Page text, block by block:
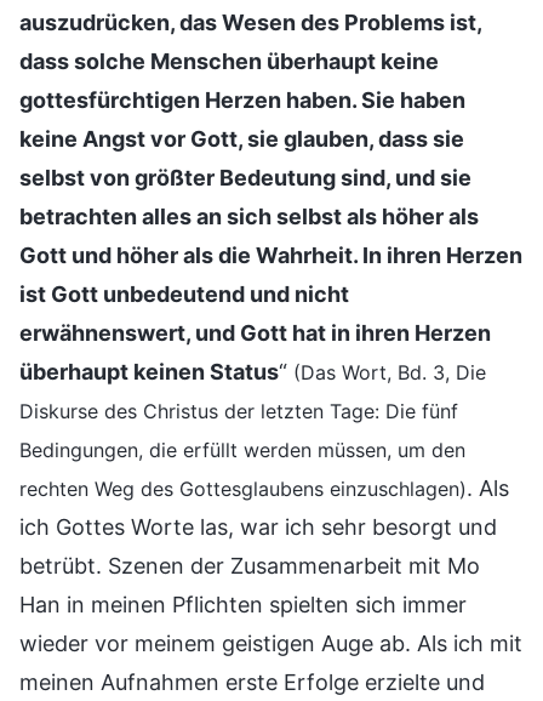
auszudrücken, das Wesen des Problems ist,
dass solche Menschen überhaupt keine
gottesfürchtigen Herzen haben. Sie haben
keine Angst vor Gott, sie glauben, dass sie
selbst von größter Bedeutung sind, und sie
betrachten alles an sich selbst als höher als
Gott und höher als die Wahrheit. In ihren Herzen
ist Gott unbedeutend und nicht
erwähnenswert, und Gott hat in ihren Herzen
überhaupt keinen Status“ (Das Wort, Bd. 3, Die
Diskurse des Christus der letzten Tage: Die fünf
Bedingungen, die erfüllt werden müssen, um den
rechten Weg des Gottesglaubens einzuschlagen). Als
ich Gottes Worte las, war ich sehr besorgt und
betrübt. Szenen der Zusammenarbeit mit Mo
Han in meinen Pflichten spielten sich immer
wieder vor meinem geistigen Auge ab. Als ich mit
meinen Aufnahmen erste Erfolge erzielte und